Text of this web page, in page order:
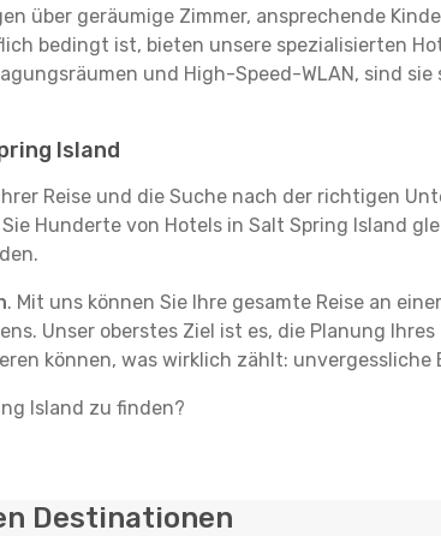
über geräumige Zimmer, ansprechende
bedingt ist, bieten unsere spezialisierten
und High-Speed-WLAN, sind
Island
Reise und die Suche nach der richtigen
Hunderte von Hotels in Salt Spring Island
. Mit uns können Sie Ihre gesamte Reise an
Unser oberstes Ziel ist es, die Planung
können, was wirklich zählt: unvergessliche
Island zu finden?
Destinationen